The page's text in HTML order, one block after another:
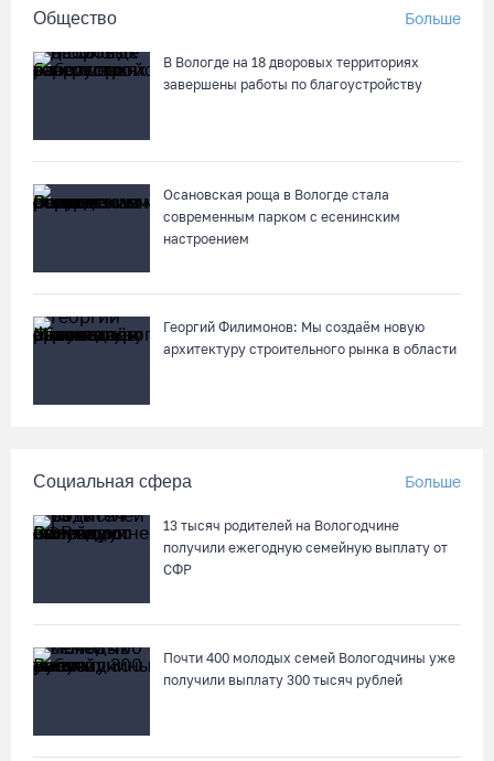
06.08.26 / 17:05
Семерых пьяных водителей и 34 без прав задержали за сутки
06.08.26 / 16:36
В Тотемском округе построили три дома для работников села
06.08.26 / 15:42
Вологжане смогут сводить родителей в музей Китая со
87-летний пассажир и его внук пострадали под Вологдой в
слетевшем в кювет авто
Четверых вологжан осудили за попытку распространения 2,5
кг наркотиков
Общество Больше
В Вологде на 18 дворовых территориях
завершены работы по благоустройству
Осановская роща в Вологде стала
современным парком с есенинским
настроением
Георгий Филимонов: Мы создаём новую
архитектуру строительного рынка в области
Социальная сфера Больше
13 тысяч родителей на Вологодчине
получили ежегодную семейную выплату от
СФР
Почти 400 молодых семей Вологодчины уже
получили выплату 300 тысяч рублей